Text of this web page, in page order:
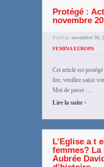
Protégé :
novembre
Posté le: novembre 30,
FEMINA EUROPA
Cet article est
lire, veuillez saisir
Mot de passe : ...
Lire la suite ›
L’Eglise a t
femmes? La
Aubrée